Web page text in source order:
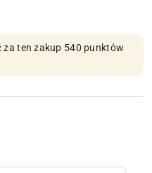
za ten zakup 540 punktów